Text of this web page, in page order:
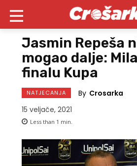
Jasmin Repeša
mogao dalje:
finalu Kupa
NATJECANJA By Crosarka
15 veljače, 2021
Less than 1 min.